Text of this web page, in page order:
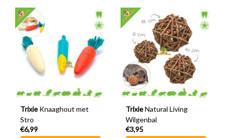
Trixie Knaaghout met
Stro
€6,99
Trixie Natural Living
Wilgenbal
€3,95